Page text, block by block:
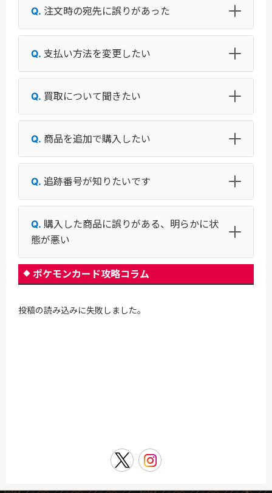
注文時の宛先に誤りがあった
支払い方法を変更したい
買取について聞きたい
商品を追加で購入したい
追跡番号が知りたいです
購入した商品に誤りがある、明らかに状
態が悪い
ポケモンカード攻略コラム
投稿の読み込みに失敗しました。